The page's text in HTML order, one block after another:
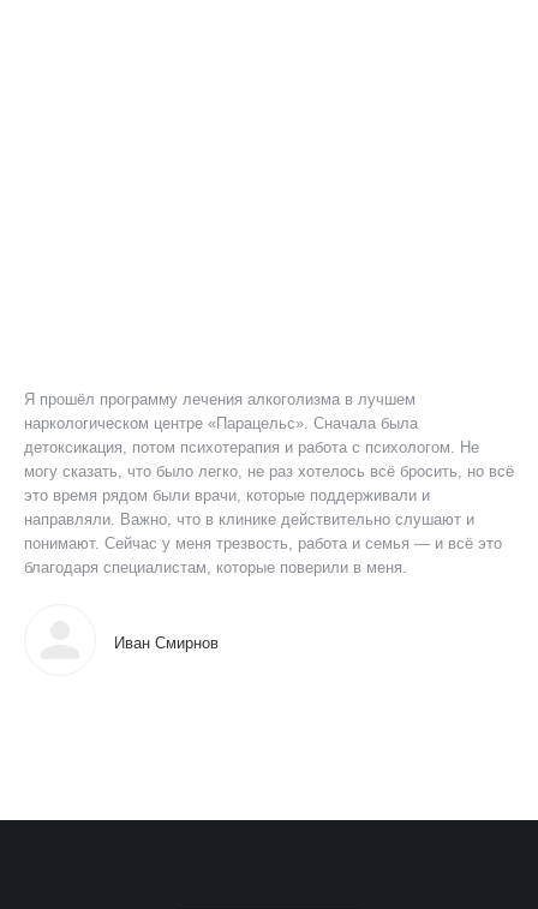
Я прошёл программу лечения алкоголизма в лучшем
наркологическом центре «Парацельс». Сначала была
детоксикация, потом психотерапия и работа с психологом. Не
могу сказать, что было легко, не раз хотелось всё бросить, но всё
это время рядом были врачи, которые поддерживали и
направляли. Важно, что в клинике действительно слушают и
понимают. Сейчас у меня трезвость, работа и семья — и всё это
благодаря специалистам, которые поверили в меня.
Иван Смирнов